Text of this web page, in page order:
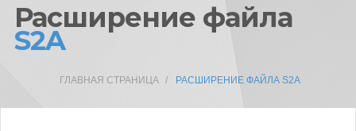
Расширение файла
S2A
ГЛАВНАЯ СТРАНИЦА РАСШИРЕНИЕ ФАЙЛА S2A